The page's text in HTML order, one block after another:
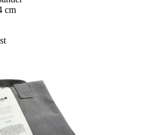
cm